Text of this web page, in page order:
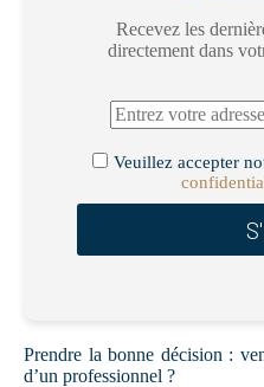
Recevez les
directement dans
Veuillez accepter
Prendre la bonne décision :
d’un professionnel ?